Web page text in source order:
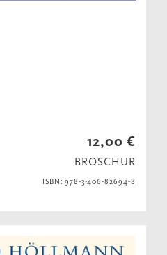
12,00 €
BROSCHUR
ISBN: 978-3-406-82694-8